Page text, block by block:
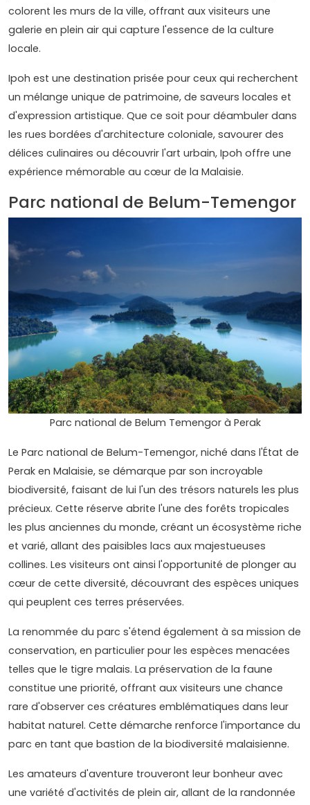
colorent les murs de la ville, offrant aux visiteurs une
galerie en plein air qui capture l'essence de la culture
locale.
Ipoh est une destination prisée pour ceux qui recherchent
un mélange unique de patrimoine, de saveurs locales et
d'expression artistique. Que ce soit pour déambuler dans
les rues bordées d'architecture coloniale, savourer des
délices culinaires ou découvrir l'art urbain, Ipoh offre une
expérience mémorable au cœur de la Malaisie.
Parc national de Belum-Temengor
Parc national de Belum Temengor à Perak
Le Parc national de Belum-Temengor, niché dans l'État de
Perak en Malaisie, se démarque par son incroyable
biodiversité, faisant de lui l'un des trésors naturels les plus
précieux. Cette réserve abrite l'une des forêts tropicales
les plus anciennes du monde, créant un écosystème riche
et varié, allant des paisibles lacs aux majestueuses
collines. Les visiteurs ont ainsi l'opportunité de plonger au
cœur de cette diversité, découvrant des espèces uniques
qui peuplent ces terres préservées.
La renommée du parc s'étend également à sa mission de
conservation, en particulier pour les espèces menacées
telles que le tigre malais. La préservation de la faune
constitue une priorité, offrant aux visiteurs une chance
rare d'observer ces créatures emblématiques dans leur
habitat naturel. Cette démarche renforce l'importance du
parc en tant que bastion de la biodiversité malaisienne.
Les amateurs d'aventure trouveront leur bonheur avec
une variété d'activités de plein air, allant de la randonnée